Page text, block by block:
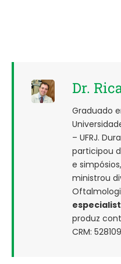
Dr.
Graduado
– UFRJ.
participou
e
ministrou
produz
CRM: